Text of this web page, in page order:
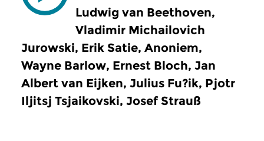
Ludwig van Beethoven,
Vladimir Michailovich
Jurowski, Erik Satie, Anoniem,
Wayne Barlow, Ernest Bloch, Jan
Albert van Eijken, Julius Fu?ik, Pjotr
Iljitsj Tsjaikovski, Josef Strauß